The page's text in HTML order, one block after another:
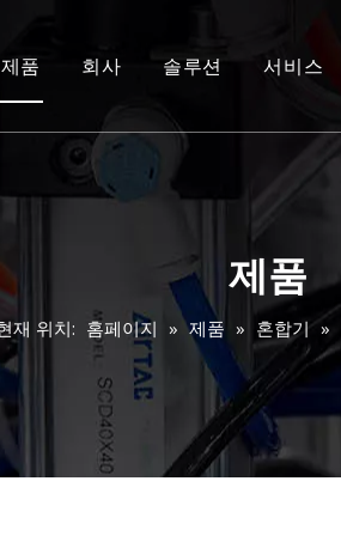
제품 회사 솔루션 서비스
제품
재 위치: 홈페이지 » 제품 » 혼합기 »